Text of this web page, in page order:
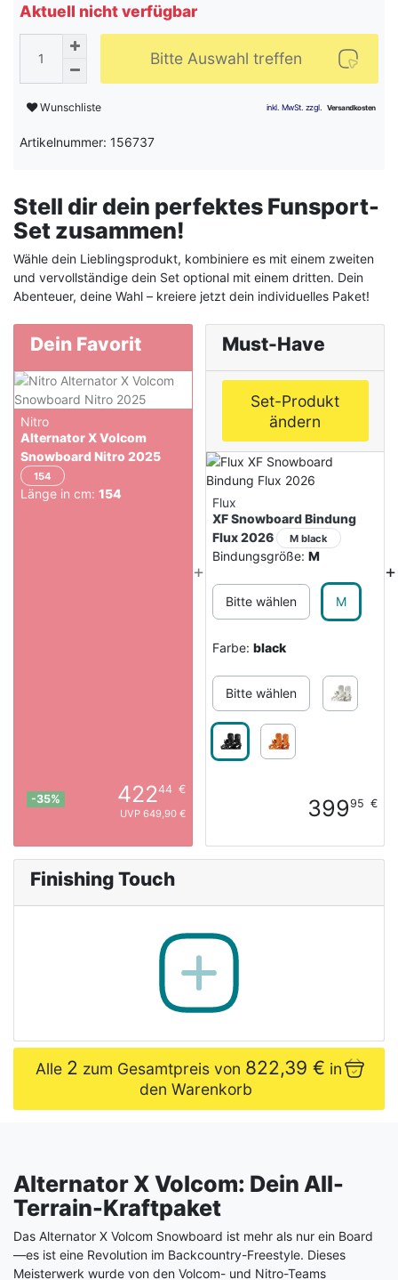
Aktuell nicht verfügbar
Bitte Auswahl treffen
Wunschliste
Artikelnummer: 156737
Stell dir dein perfektes Funsport-
Set zusammen!
Wähle dein Lieblingsprodukt, kombiniere es mit einem zweiten
und vervollständige dein Set optional mit einem dritten. Dein
Abenteuer, deine Wahl – kreiere jetzt dein individuelles Paket!
Dein Favorit
Nitro
Alternator X Volcom
Snowboard Nitro 2025
154
Länge in cm: 154
-35% 42244 €
UVP 649,90 €
+
Must-Have
Set-Produkt
ändern
Flux
XF Snowboard Bindung
Flux 2026
M black
Bindungsgröße: M
Bitte wählen M
Farbe: black
Bitte wählen
39995 €
+
Finishing Touch
Alle 2 zum Gesamtpreis von 822,39 € in
den Warenkorb
Alternator X Volcom: Dein All-
Terrain-Kraftpaket
Das Alternator X Volcom Snowboard ist mehr als nur ein Board
—es ist eine Revolution im Backcountry-Freestyle. Dieses
Meisterwerk wurde von den Volcom- und Nitro-Teams